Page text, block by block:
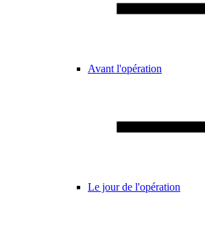
Avant l'opération
Le jour de l'opération